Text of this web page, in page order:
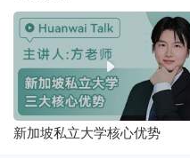
新加坡私立大学核心优势